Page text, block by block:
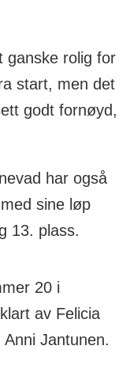
ganske rolig for
start, men det
godt fornøyd,
har også
sine løp
13. plass.
20 i
av Felicia
Jantunen.